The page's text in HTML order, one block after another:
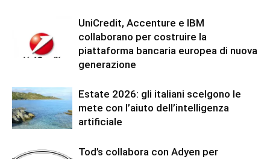
UniCredit, Accenture e IBM
collaborano per costruire la
piattaforma bancaria europea di nuova
generazione
Estate 2026: gli italiani scelgono le
mete con l’aiuto dell’intelligenza
artificiale
Tod’s collabora con Adyen per